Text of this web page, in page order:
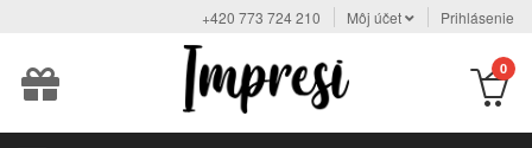
+420 773 724 210 Môj účet Prihlásenie
0